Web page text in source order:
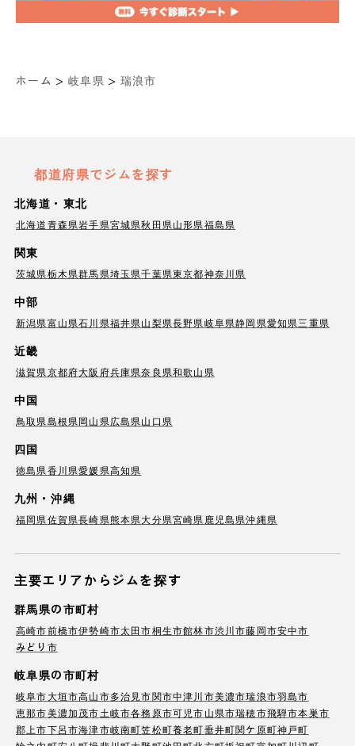
ホーム > 岐阜県 > 瑞浪市
都道府県でジムを探す
北海道・東北
北海道青森県岩手県宮城県秋田県山形県福島県
関東
茨城県栃木県群馬県埼玉県千葉県東京都神奈川県
中部
新潟県富山県石川県福井県山梨県長野県岐阜県静岡県愛知県三重県
近畿
滋賀県京都府大阪府兵庫県奈良県和歌山県
中国
鳥取県島根県岡山県広島県山口県
四国
徳島県香川県愛媛県高知県
九州・沖縄
福岡県佐賀県長崎県熊本県大分県宮崎県 鹿児島県沖縄県
主要エリアからジムを探す
群馬県の市町村
高崎市前橋市伊勢崎市太田市桐生市館林市渋川市藤岡市安中市
みどり市
岐阜県の市町村
岐阜市大垣市高山市多治見市関市中津川市美濃市瑞浪市羽島市
恵那市美濃加茂市土岐市各務原市可児市山県市瑞穂市飛騨市本巣市
郡上市下呂市海津市岐南町笠松町養老町垂井町関ケ原町神戸町